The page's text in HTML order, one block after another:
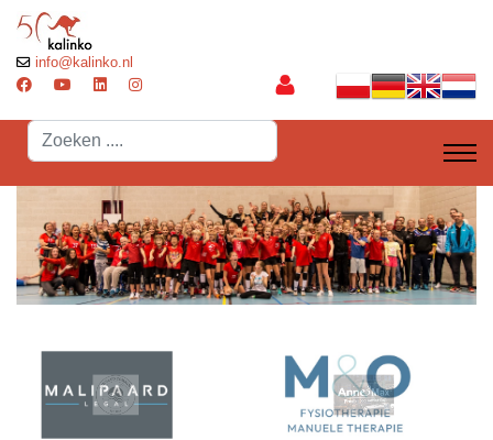
info@kalinko.nl
Search
...